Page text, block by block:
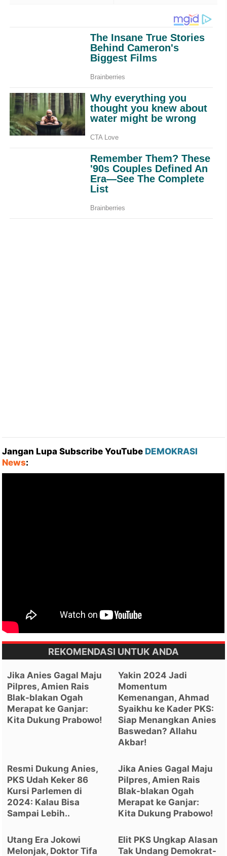
Jangan Lupa Subscribe YouTube DEMOKRASI
News:
REKOMENDASI UNTUK ANDA
Jika Anies Gagal Maju
Pilpres, Amien Rais
Blak-blakan Ogah
Merapat ke Ganjar:
Kita Dukung Prabowo!
Yakin 2024 Jadi
Momentum
Kemenangan, Ahmad
Syaikhu ke Kader PKS:
Siap Menangkan Anies
Baswedan? Allahu
Akbar!
Resmi Dukung Anies,
PKS Udah Keker 86
Kursi Parlemen di
2024: Kalau Bisa
Sampai Lebih..
Jika Anies Gagal Maju
Pilpres, Amien Rais
Blak-blakan Ogah
Merapat ke Ganjar:
Kita Dukung Prabowo!
Utang Era Jokowi
Melonjak, Doktor Tifa
Elit PKS Ungkap Alasan
Tak Undang Demokrat-